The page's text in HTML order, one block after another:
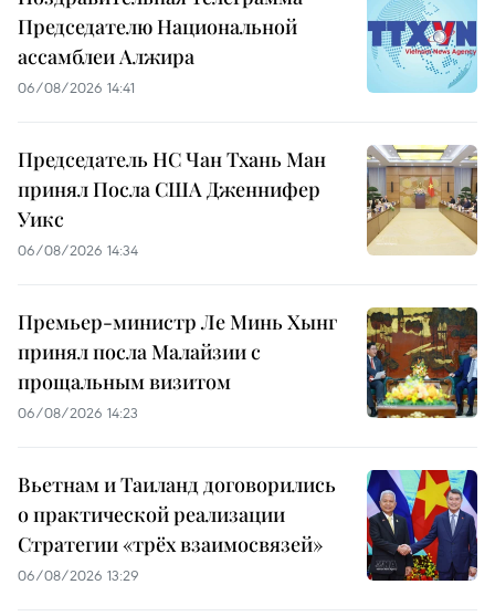
Председателю Национальной
ассамблеи Алжира
06/08/2026 14:41
Председатель НС Чан Тхань Ман
принял Посла США Дженнифер
Уикс
06/08/2026 14:34
Премьер-министр Ле Минь Хынг
принял посла Малайзии с
прощальным визитом
06/08/2026 14:23
Вьетнам и Таиланд договорились
о практической реализации
Стратегии «трёх взаимосвязей»
06/08/2026 13:29